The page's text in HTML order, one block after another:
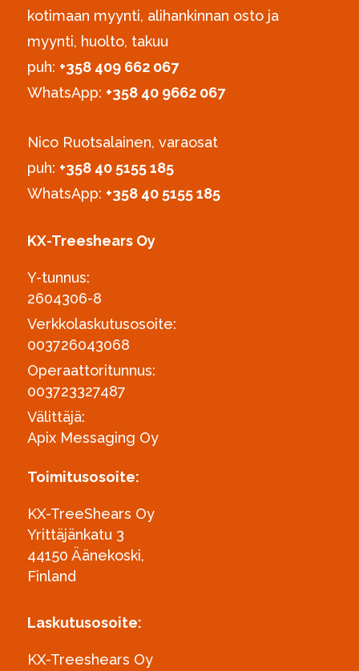
kotimaan myynti, alihankinnan osto ja
myynti, huolto, takuu
puh: +358 409 662 067
WhatsApp: +358 40 9662 067
Nico Ruotsalainen, varaosat
puh: ‪+358 40 5155 185‬
WhatsApp: +358 40 5155 185
KX-Treeshears Oy
Y-tunnus:
2604306-8
Verkkolaskutusosoite:
003726043068
Operaattoritunnus:
003723327487
Välittäjä:
Apix Messaging Oy
Toimitusosoite:
KX-TreeShears Oy
Yrittäjänkatu 3
44150 Äänekoski,
Finland
Laskutusosoite:
KX-Treeshears Oy